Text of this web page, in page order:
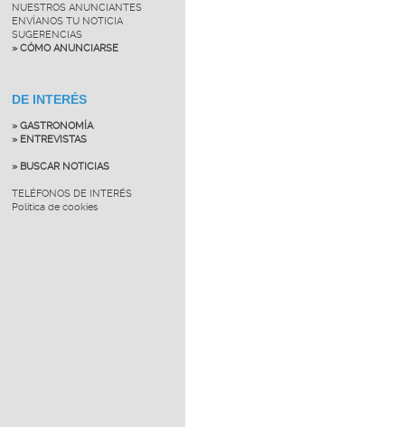
NUESTROS ANUNCIANTES
ENVÍANOS TU NOTICIA
SUGERENCIAS
» CÓMO ANUNCIARSE
DE INTERÉS
» GASTRONOMÍA
» ENTREVISTAS
» BUSCAR NOTICIAS
TELÉFONOS DE INTERÉS
Política de cookies